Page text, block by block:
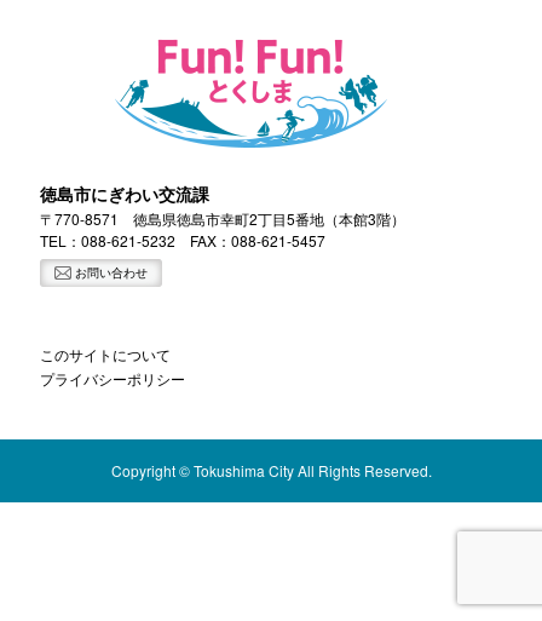
徳島市にぎわい交流課
〒770-8571 徳島県徳島市幸町2丁目5番地（本館3階）
TEL：088-621-5232 FAX：088-621-5457
お問い合わせ
このサイトについて
プライバシーポリシー
Copyright © Tokushima City All Rights Reserved.